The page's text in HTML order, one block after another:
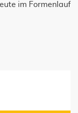
im Formenlauf